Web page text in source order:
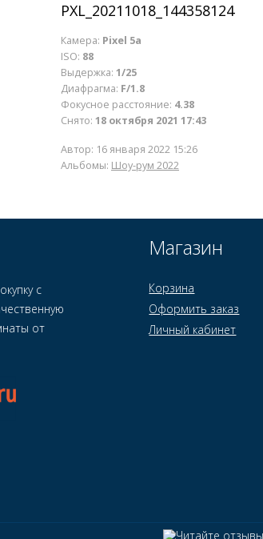
PXL_20211018_144358124
Камера: Pixel 5a
ISO: 88
Выдержка: 1/25
Диафрагма: F/1.8
Фокусное расстояние: 4.38
Снято: 18 октября 2021 17:43
Автор: 16 января 2022 15:26
Альбомы: Шоу-рум 2022
с
от
Магазин
Корзина
Оформить заказ
Личный кабинет